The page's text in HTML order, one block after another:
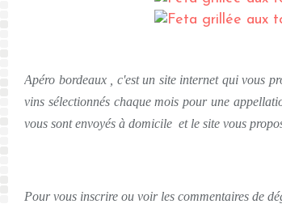
Apéro bordeaux , c'est un site internet qui vous
vins sélectionnés chaque mois pour une
vous sont envoyés à domicile et le site vous
Pour vous inscrire ou voir les commentaires de